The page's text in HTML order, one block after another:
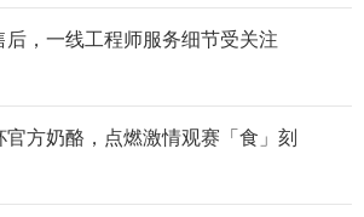
后，一线工程师服务细节受关注
方奶酪，点燃激情观赛「食」刻